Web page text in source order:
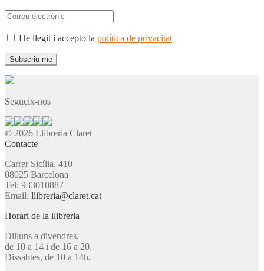
He llegit i accepto la política de privacitat
Segueix-nos
© 2026 Llibreria Claret
Contacte
Carrer Sicília, 410
08025 Barcelona
Tel: 933010887
Email: llibreria@claret.cat
Horari de la llibreria
Dilluns a divendres,
de 10 a 14 i de 16 a 20.
Dissabtes, de 10 a 14h.